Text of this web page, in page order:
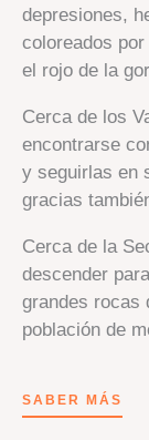
depresiones,
coloreados
el rojo de la
Cerca de los
encontrarse
y seguirlas en
gracias
Cerca de la
descender
grandes rocas
población de
SABER MÁS